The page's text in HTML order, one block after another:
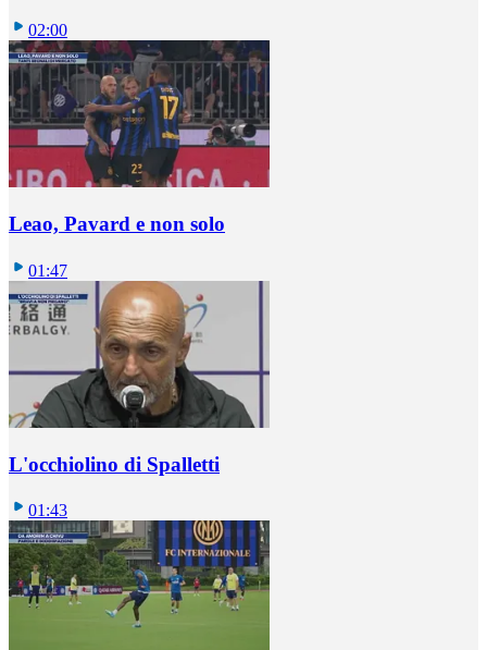
02:00
Leao, Pavard e non solo
01:47
L'occhiolino di Spalletti
01:43